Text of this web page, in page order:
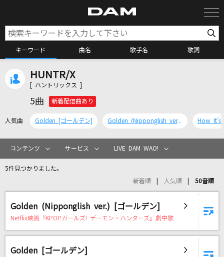
キーワード 曲名 歌手名 歌詞
カラオケリクエスト
リアルタイムで歌われている曲の一覧
[生音]小さな恋のうた
HUNTR/X
[ ハントリックス ]
5曲 新着配信曲あり
人気曲 Golden [ゴールデン] Golden (Nipponglish ver.) [ゴールデン]
コンテンツ サービス LIVE DAM WAO!
5件見つかりました。
新着順 人気順 50音順
Golden (Nipponglish ver.) [ゴールデン]
Netflix映画『KPOPガールズ! デーモン・ハンターズ』劇中歌
Golden [ゴールデン]